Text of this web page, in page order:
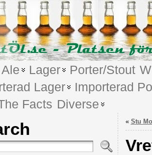
Ale Lager Porter/Stout
Lager
Importerad
Facts Diverse
« Stu